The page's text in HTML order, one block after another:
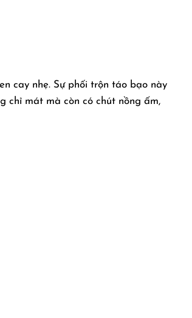
cay nhẹ. Sự phối trộn táo bạo này
chỉ mát mà còn có chút nồng ấm,